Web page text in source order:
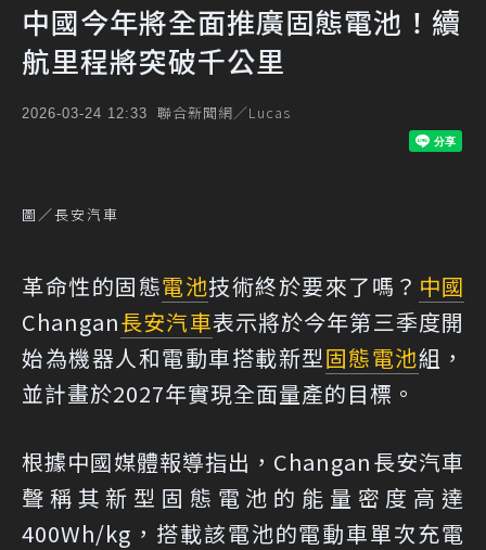
中國今年將全面推廣固態電池！續
航里程將突破千公里
2026-03-24 12:33 聯合新聞網／Lucas
圖／長安汽車
革命性的固態電池技術終於要來了嗎？ 中國
Changan長安汽車表示將於今年第三季度開
始為機器人和電動車搭載新型固態電池組，
並計畫於2027年實現全面量產的目標。
根據中國媒體報導指出，Changan長安汽車
聲稱其新型固態電池的能量密度高達
400Wh/kg，搭載該電池的電動車單次充電